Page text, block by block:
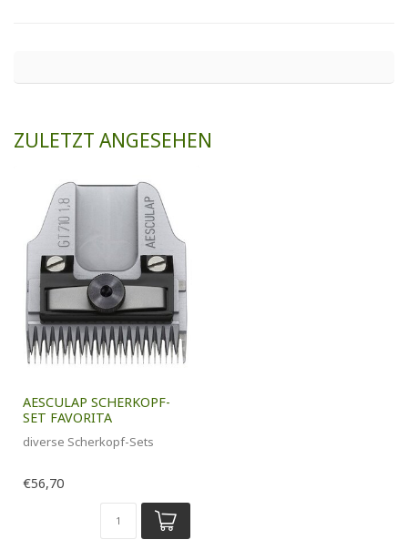
ZULETZT ANGESEHEN
AESCULAP SCHERKOPF-
SET FAVORITA
diverse Scherkopf-Sets
€56,70